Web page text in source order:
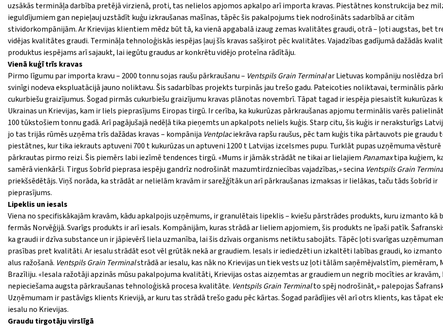
uzsākās termināļa darbība pretējā virzienā, proti, tas nelielos apjomos apkalpo arī importa kravas. Piestātnes konstrukcija bez
ieguldījumiem gan nepieļauj uzstādīt kuģu izkraušanas mašīnas, tāpēc šis pakalpojums tiek nodrošināts sadarbībā ar citām
stividorkompānijām. Ar Krievijas klientiem mēdz būt tā, ka vienā apgabalā izaug zemas kvalitātes graudi, otrā – ļoti augstas, bet
vidējas kvalitātes graudi. Termināļa tehnoloģiskās iespējas ļauj šīs kravas sašķirot pēc kvalitātes. Vajadzības gadījumā dažādās
produktus iespējams arī sajaukt, lai iegūtu graudus ar konkrētu vidējo proteīna rādītāju.
Vienā kuģī trīs kravas
Pirmo līgumu par importa kravu – 2000 tonnu sojas raušu pārkraušanu – Ventspils Grain Terminalar Lietuvas kompāniju noslēdza
svinīgi nodeva ekspluatācijā jauno noliktavu. Šis sadarbības projekts turpinās jau trešo gadu. Pateicoties noliktavai, terminālis
cukurbiešu graizījumus. Šogad pirmās cukurbiešu graizījumu kravas plānotas novembrī. Tāpat tagad ir iespēja piesaistīt kukurūzas
Ukrainas un Krievijas, kam ir liels pieprasījums Eiropas tirgū. Ir cerība, ka kukurūzas pārkraušanas apjomu terminālis varēs
100 tūkstošiem tonnu gadā. Arī pagājušajā nedēļā tika pieņemts un apkalpots neliels kuģis. Starp citu, šis kuģis ir neraksturīgs
jo tas trijās rūmēs uzņēma trīs dažādas kravas – kompānija Ventplaciekrāva rapšu raušus, pēc tam kuģis tika pārtauvots pie graudu
piestātnes, kur tika iekrauts aptuveni 700 t kukurūzas un aptuveni 1200 t Latvijas izcelsmes pupu. Turklāt pupas uzņēmuma
pārkrautas pirmo reizi. Šis piemērs labi iezīmē tendences tirgū. «Mums ir jāmāk strādāt ne tikai ar lielajiem Panamaxtipa kuģiem,
samērā vienkārši. Tirgus šobrīd pieprasa iespēju gandrīz nodrošināt mazumtirdzniecības vajadzības,» secina Ventspils Grain
priekšsēdētājs. Viņš norāda, ka strādāt ar nelielām kravām ir sarežģītāk un arī pārkraušanas izmaksas ir lielākas, taču tāds šobrīd ir
pieprasījums.
Lipeklis un iesals
Viena no specifiskākajām kravām, kādu apkalpojis uzņēmums, ir granulētais lipeklis – kviešu pārstrādes produkts, kuru izmanto kā
fermās Norvēģijā. Svarīgs produkts ir arī iesals. Kompānijām, kuras strādā ar lieliem apjomiem, šis produkts ne īpaši patīk.
ka graudi ir dzīva substance un ir jāpievērš liela uzmanība, lai šis dzīvais organisms netiktu sabojāts. Tāpēc ļoti svarīgas
prasības pret kvalitāti. Ar iesalu strādāt esot vēl grūtāk nekā ar graudiem. Iesals ir iediedzēti un izkaltēti labības graudi, ko izmanto
alus ražošanā. Ventspils Grain Terminalstrādā ar iesalu, kas nāk no Krievijas un tiek vests uz ļoti tālām saņēmējvalstīm, piemēram,
Brazīliju. «Iesala ražotāji apzinās mūsu pakalpojuma kvalitāti, Krievijas ostas aizņemtas ar graudiem un negrib mocīties ar kravām,
nepieciešama augsta pārkraušanas tehnoloģiskā procesa kvalitāte. Ventspils Grain Terminalto spēj nodrošināt,» palepojas
Uzņēmumam ir pastāvīgs klients Krievijā, ar kuru tas strādā trešo gadu pēc kārtas. Šogad parādījies vēl arī otrs klients, kas tāpat
iesalu no Krievijas.
Graudu tirgotāju virslīgā